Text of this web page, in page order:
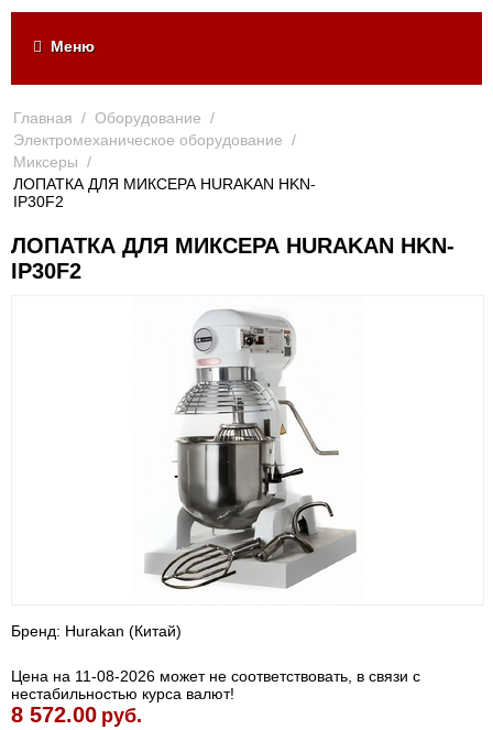
Меню
Главная / Оборудование /
Электромеханическое оборудование /
Миксеры /
ЛОПАТКА ДЛЯ МИКСЕРА HURAKAN HKN-
IP30F2
ЛОПАТКА ДЛЯ МИКСЕРА HURAKAN HKN-
IP30F2
Бренд: Hurakan (Китай)
Цена на 11-08-2026 может не соответствовать, в связи с
нестабильностью курса валют!
8 572.00 руб.